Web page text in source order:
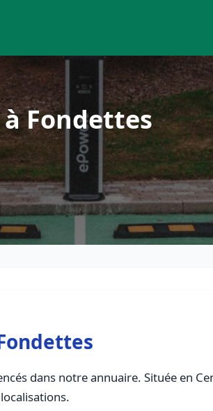
Fondettes
dans notre annuaire. Située en